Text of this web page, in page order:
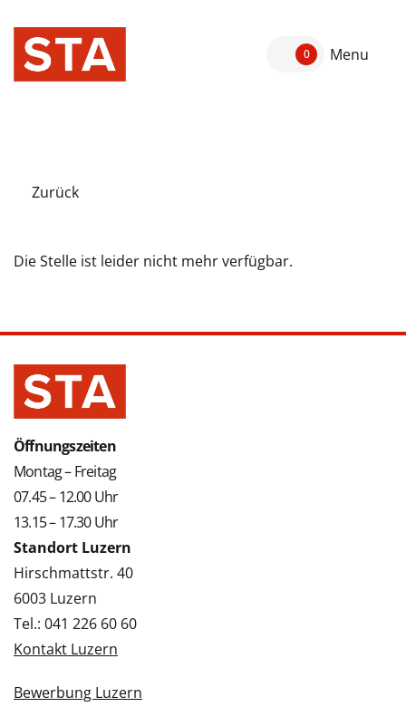
0 Menu
Zurück
Die Stelle ist leider nicht mehr verfügbar.
Öffnungszeiten
Montag – Freitag
07.45 – 12.00 Uhr
13.15 – 17.30 Uhr
Standort Luzern
Hirschmattstr. 40
6003 Luzern
Tel.: 041 226 60 60
Kontakt Luzern
Bewerbung Luzern